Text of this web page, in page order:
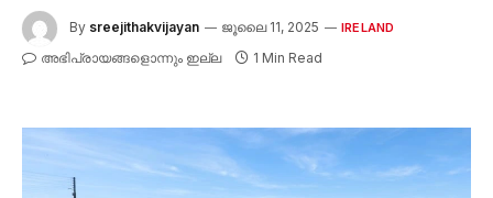
By sreejithakvijayan ജൂലൈ 11, 2025 IRELAND
അഭിപ്രായങ്ങളൊന്നും ഇല്ല 1 Min Read